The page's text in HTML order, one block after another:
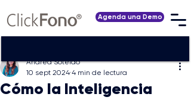
Agenda una Demo
Cómo la Inteligencia
Andrea Soteldo
10 sept 2024 4 min de lectura